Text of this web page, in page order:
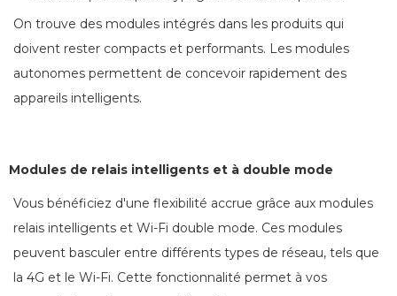
On trouve des modules intégrés dans les produits qui
doivent rester compacts et performants. Les modules
autonomes permettent de concevoir rapidement des
appareils intelligents.
Modules de relais intelligents et à double mode
Vous bénéficiez d'une flexibilité accrue grâce aux modules
relais intelligents et Wi-Fi double mode. Ces modules
peuvent basculer entre différents types de réseau, tels que
la 4G et le Wi-Fi. Cette fonctionnalité permet à vos